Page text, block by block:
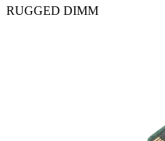
RUGGED DIMM